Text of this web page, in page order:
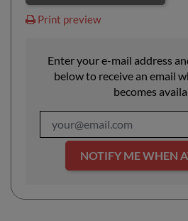
Print preview
Enter your e-mail address
below to receive an email
becomes
NOTIFY ME WHEN